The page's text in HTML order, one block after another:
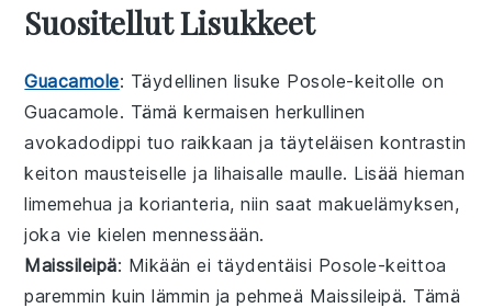
Suositellut Lisukkeet
Guacamole: Täydellinen lisuke Posole-keitolle on
Guacamole. Tämä kermaisen herkullinen
avokadodippi tuo raikkaan ja täyteläisen kontrastin
keiton mausteiselle ja lihaisalle maulle. Lisää hieman
limemehua ja korianteria, niin saat makuelämyksen,
joka vie kielen mennessään.
Maissileipä: Mikään ei täydentäisi Posole-keittoa
paremmin kuin lämmin ja pehmeä Maissileipä. Tämä